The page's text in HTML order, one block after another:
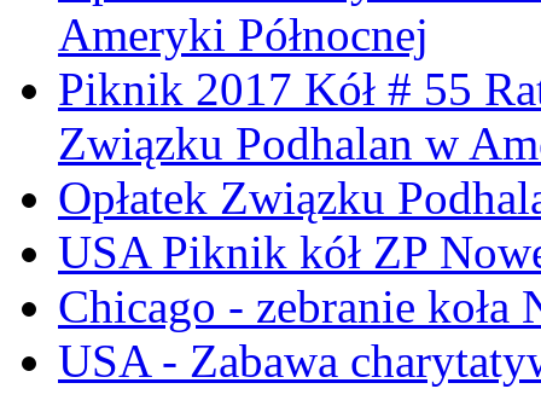
Ameryki Północnej
Piknik 2017 Kół # 55
Związku Podhalan w
Opłatek Związku
USA Piknik kół ZP
Chicago - zebranie koła
USA - Zabawa